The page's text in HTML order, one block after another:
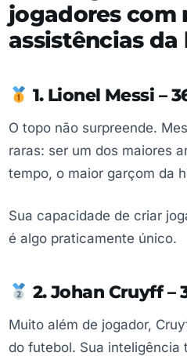
jogadores com
assistências da
1. Lionel Messi –
O topo não surpreende.
raras: ser um dos maiores
tempo, o maior garçom da
Sua capacidade de criar
é algo praticamente único.
2. Johan Cruyff –
Muito além de jogador,
do futebol. Sua inteligência